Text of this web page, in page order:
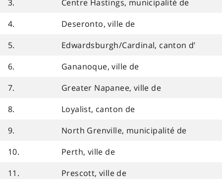
3.
Centre Hastings, municipalité de
4.
Deseronto, ville de
5.
Edwardsburgh/Cardinal, canton d’
6.
Gananoque, ville de
7.
Greater Napanee, ville de
8.
Loyalist, canton de
9.
North Grenville, municipalité de
10.
Perth, ville de
11.
Prescott, ville de